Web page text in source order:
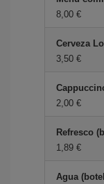
8,00 €
Cerveza
3,50 €
2,00 €
Refresco
1,89 €
Agua